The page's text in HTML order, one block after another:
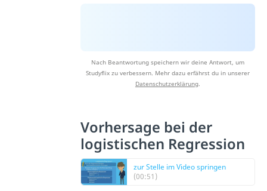
Nach Beantwortung speichern wir deine Antwort, um
Studyflix zu verbessern. Mehr dazu erfährst du in unserer
Datenschutzerklärung.
Vorhersage bei der
logistischen Regression
zur Stelle im Video springen
(00:51)